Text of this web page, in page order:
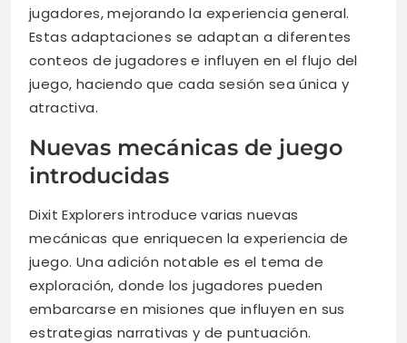
jugadores, mejorando la experiencia general.
Estas adaptaciones se adaptan a diferentes
conteos de jugadores e influyen en el flujo del
juego, haciendo que cada sesión sea única y
atractiva.
Nuevas mecánicas de juego
introducidas
Dixit Explorers introduce varias nuevas
mecánicas que enriquecen la experiencia de
juego. Una adición notable es el tema de
exploración, donde los jugadores pueden
embarcarse en misiones que influyen en sus
estrategias narrativas y de puntuación.